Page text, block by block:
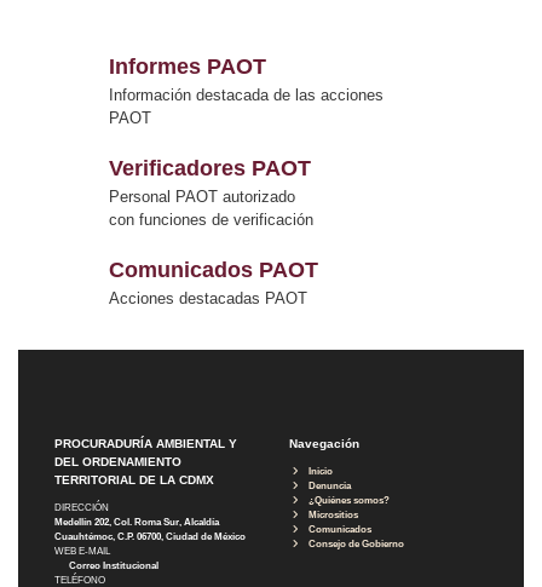
Informes PAOT
Información destacada de las acciones
PAOT
Verificadores PAOT
Personal PAOT autorizado
con funciones de verificación
Comunicados PAOT
Acciones destacadas PAOT
PROCURADURÍA AMBIENTAL Y
DEL ORDENAMIENTO
TERRITORIAL DE LA CDMX
DIRECCIÓN
Medellín 202, Col. Roma Sur, Alcaldía
Cuauhtémoc, C.P. 06700, Ciudad de México
WEB E-MAIL
Correo Institucional
TELÉFONO
Navegación
Inicio
Denuncia
¿Quiénes somos?
Micrositios
Comunicados
Consejo de Gobierno